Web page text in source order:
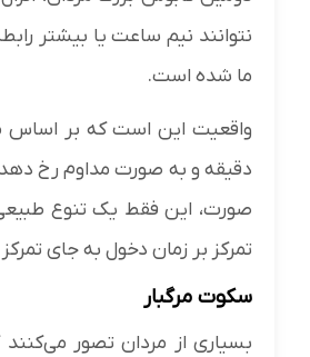
نتوانند نیم ساعت یا بیشتر
ما شده است.
دقیقه و به صورت مداوم رخ
صورت، این فقط یک تنوع
تمرکز بر زمان دخول به جای
سکوت مرگبار
بسیاری از مردان تصور